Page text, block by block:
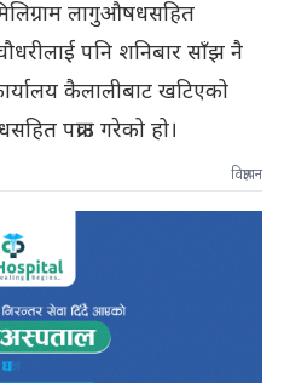
लागुऔषधसहित
पनि शनिबार साँझ नै
कैलालीबाट खटिएको
पक्राउ गरेको हो।
विज्ञापन